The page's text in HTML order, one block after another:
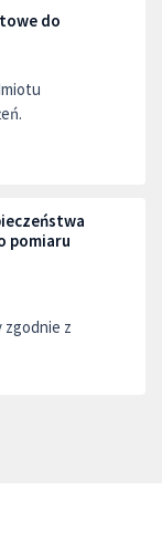
do
pomiaru
z